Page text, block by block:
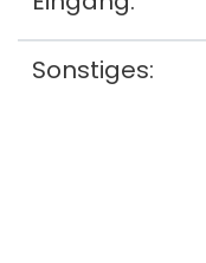
Sonstiges: